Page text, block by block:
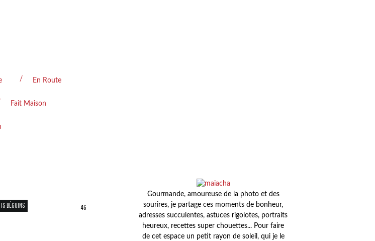
En Route
Fait Maison
BÉGUINS 46
Gourmande, amoureuse de la photo et des
sourires, je partage ces moments de bonheur,
adresses succulentes, astuces rigolotes, portraits
heureux, recettes super chouettes... Pour faire
de cet espace un petit rayon de soleil, qui je le